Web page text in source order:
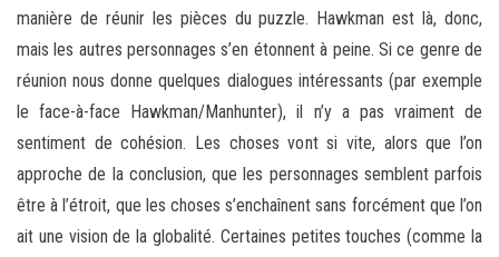
manière de réunir les pièces du puzzle. Hawkman est là, donc,
mais les autres personnages s’en étonnent à peine. Si ce genre de
réunion nous donne quelques dialogues intéressants (par exemple
le face-à-face Hawkman/Manhunter), il n’y a pas vraiment de
sentiment de cohésion. Les choses vont si vite, alors que l’on
approche de la conclusion, que les personnages semblent parfois
être à l’étroit, que les choses s’enchaînent sans forcément que l’on
ait une vision de la globalité. Certaines petites touches (comme la